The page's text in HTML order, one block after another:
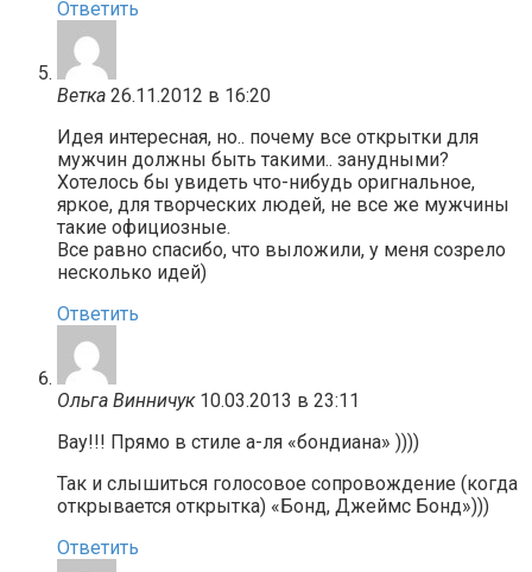
Ответить
Ветка 26.11.2012 в 16:20
Идея интересная, но.. почему все открытки для
мужчин должны быть такими.. занудными?
Хотелось бы увидеть что-нибудь оригнальное,
яркое, для творческих людей, не все же мужчины
такие официозные.
Все равно спасибо, что выложили, у меня созрело
несколько идей)
Ответить
Ольга Винничук 10.03.2013 в 23:11
Вау!!! Прямо в стиле а-ля «бондиана» ))))
Так и слышиться голосовое сопровождение (когда
открывается открытка) «Бонд, Джеймс Бонд»)))
Ответить